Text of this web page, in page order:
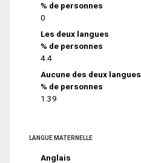
% de personnes
0
Les deux langues
% de personnes
4.4
Aucune des deux langues
% de personnes
1.39
LANGUE MATERNELLE
Anglais